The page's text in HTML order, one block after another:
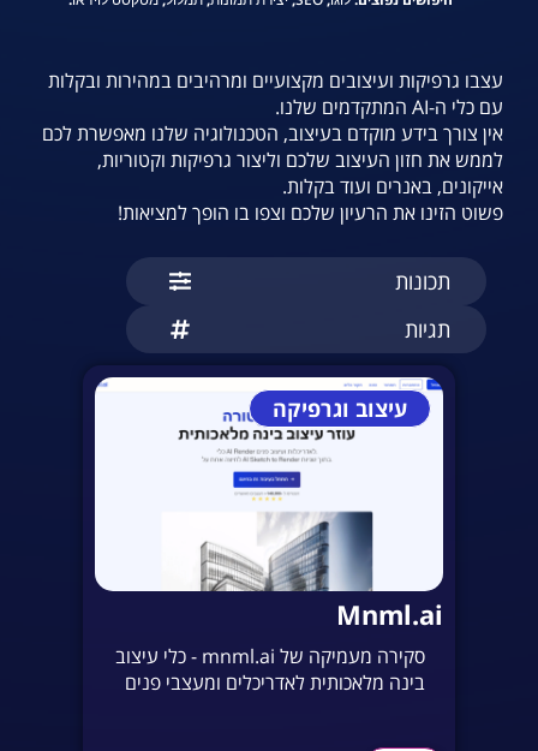
עצבו גרפיקות ועיצובים מקצועיים ומרהיבים במהירות ובקלות
עם כלי ה-AI המתקדמים שלנו.
אין צורך בידע מוקדם בעיצוב, הטכנולוגיה שלנו מאפשרת לכם
לממש את חזון העיצוב שלכם וליצור גרפיקות וקטוריות,
אייקונים, באנרים ועוד בקלות.
פשוט הזינו את הרעיון שלכם וצפו בו הופך למציאות!
תכונות
תגיות
עיצוב וגרפיקה
Mnml.ai
סקירה מעמיקה של mnml.ai - כלי עיצוב
בינה מלאכותית לאדריכלים ומעצבי פנים